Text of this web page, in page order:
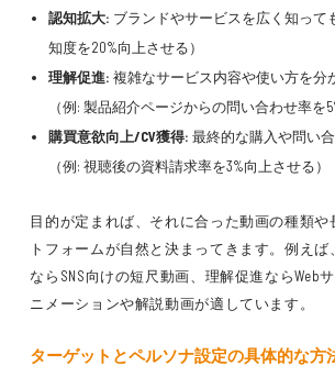
認知拡大: ブランドやサービスを広く知って
知度を20%向上させる）
理解促進: 複雑なサービス内容や使い方を分
（例: 製品紹介ページからの問い合わせ率を
購買意欲向上/CV獲得: 最終的な購入や問い
（例: 視聴後の資料請求率を3%向上させる）
目的が定まれば、それに合った動画の種類や
トフォームが自然と決まってきます。例えば
ならSNS向けの短尺動画、理解促進ならWeb
ニメーションや解説動画が適しています。
ターゲットとペルソナ設定の具体的な方